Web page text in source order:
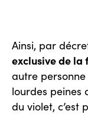
Ainsi, par
exclusive de
autre personne
lourdes peines
du violet, c’est